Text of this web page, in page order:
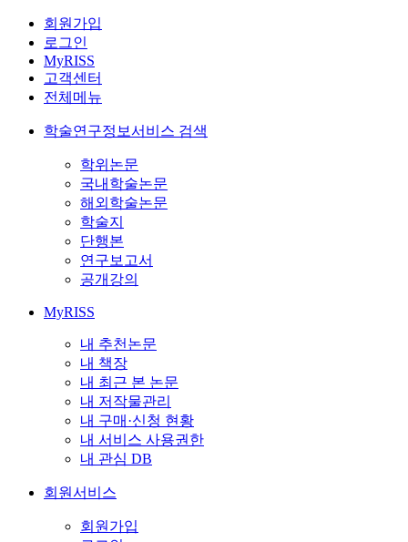
회원가입
로그인
MyRISS
고객센터
전체메뉴
학술연구정보서비스 검색
학위논문
국내학술논문
해외학술논문
학술지
단행본
연구보고서
공개강의
MyRISS
내 추천논문
내 책장
내 최근 본 논문
내 저작물관리
내 구매·신청 현황
내 서비스 사용권한
내 관심 DB
회원서비스
회원가입